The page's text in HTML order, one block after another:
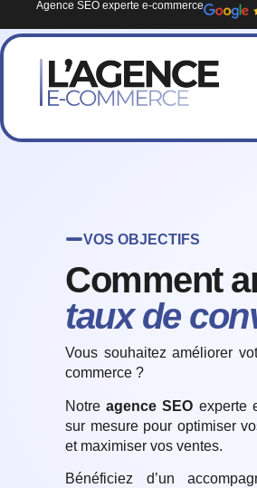
Agence SEO experte e-commerce
VOS OBJECTIFS
Comment
taux de
Vous souhaitezaméliorer
commerce ?
NotreagenceSEO experte
sur mesure pour optimiser
et maximiser vos ventes.
Bénéficiez d’un